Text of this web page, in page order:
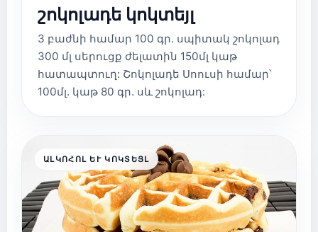
շոկոլադե կոկտեյլ
3 բաժնի համար 100 գր. սպիտակ շոկոլադ
300 մլ սերուցք ժելատին 150մլ կաթ
հատապտուղ: Շոկոլադե Սոուսի համար՝
100մլ. կաթ 80 գր. սև շոկոլադ:
ԱԼԿՈՀՈԼ ԵՒ ԿՈԿՏԵՅԼ